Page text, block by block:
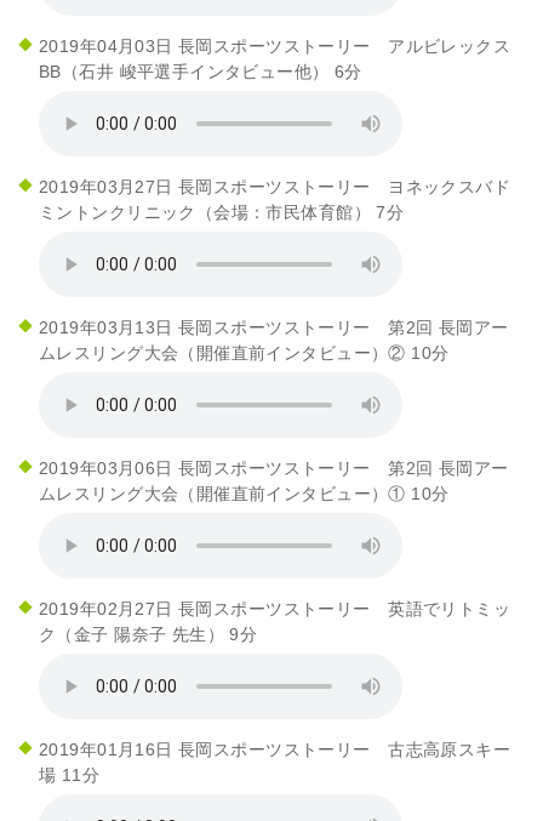
2019年04月03日 長岡スポーツストーリー アルビレックス
BB（石井 峻平選手インタビュー他） 6分
2019年03月27日 長岡スポーツストーリー ヨネックスバド
ミントンクリニック（会場：市民体育館） 7分
2019年03月13日 長岡スポーツストーリー 第2回 長岡アー
ムレスリング大会（開催直前インタビュー）② 10分
2019年03月06日 長岡スポーツストーリー 第2回 長岡アー
ムレスリング大会（開催直前インタビュー）① 10分
2019年02月27日 長岡スポーツストーリー 英語でリトミッ
ク（金子 陽奈子 先生） 9分
2019年01月16日 長岡スポーツストーリー 古志高原スキー
場 11分